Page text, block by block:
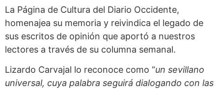
La Página de Cultura del Diario Occidente,
homenajea su memoria y reivindica el legado de
sus escritos de opinión que aportó a nuestros
lectores a través de su columna semanal.
Lizardo Carvajal lo reconoce como “un sevillano
universal, cuya palabra seguirá dialogando con las